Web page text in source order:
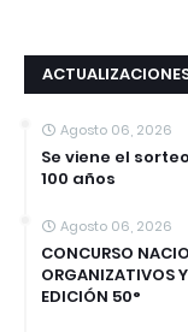
Agosto 06, 2026
Se viene el
100 años
Agosto 06, 2026
CONCURSO
ORGANIZATIVOS
EDICIÓN 50°